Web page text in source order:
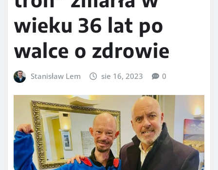
wieku 36 lat po
walce o zdrowie
Stanisław Lem sie 16, 2023 0